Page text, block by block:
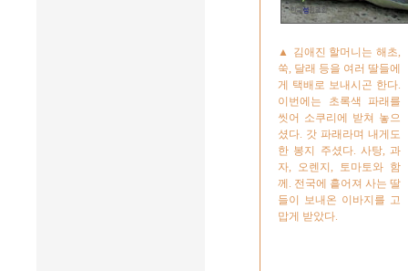
▲ 김애진 할머니는 해초,
쑥, 달래 등을 여러 딸들에
게 택배로 보내시곤 한다.
이번에는 초록색 파래를
씻어 소쿠리에 받쳐 놓으
셨다. 갓 파래라며 내게도
한 봉지 주셨다. 사탕, 과
자, 오렌지, 토마토와 함
께. 전국에 흩어져 사는 딸
들이 보내온 이바지를 고
맙게 받았다.